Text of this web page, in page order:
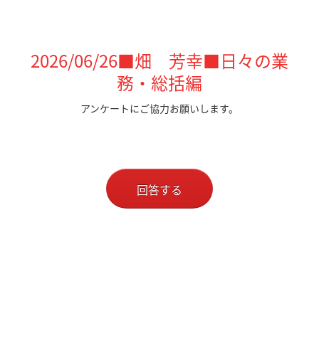
2026/06/26■畑 芳幸■日々の業
務・総括編
アンケートにご協力お願いします。
回答する